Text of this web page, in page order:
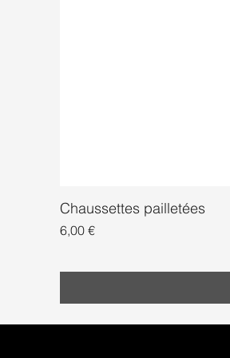
Chaussettes pailletées
Prix
6,00 €